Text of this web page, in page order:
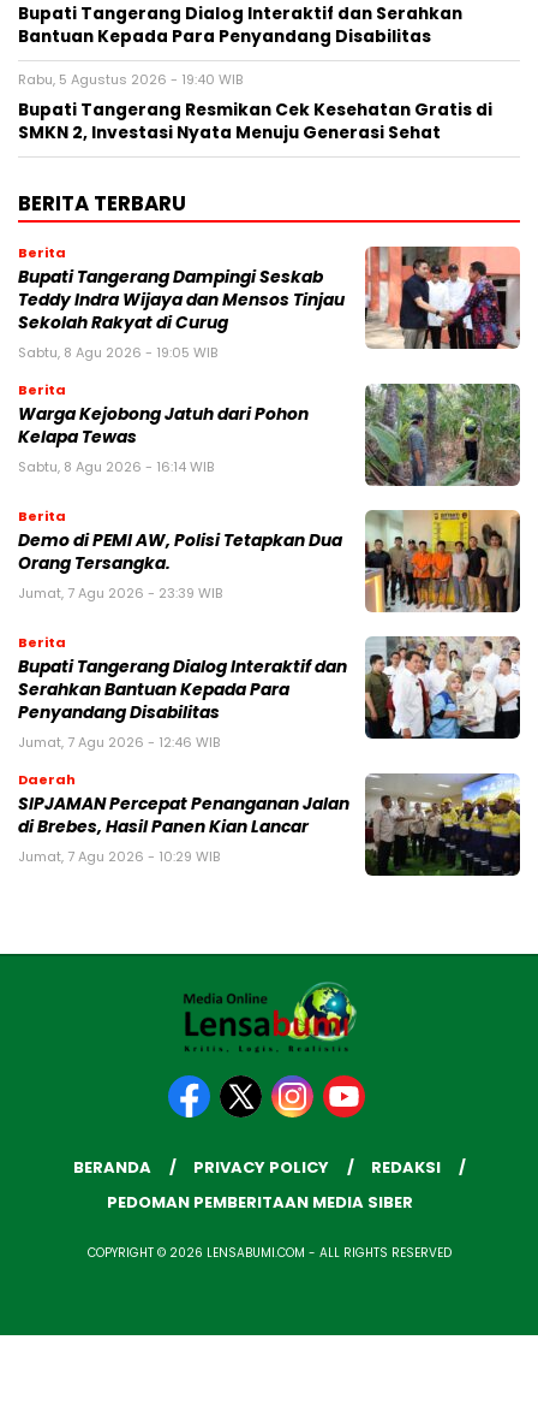
Bupati Tangerang Dialog Interaktif dan Serahkan
Bantuan Kepada Para Penyandang Disabilitas
Rabu, 5 Agustus 2026 - 19:40 WIB
‎Bupati Tangerang Resmikan Cek Kesehatan Gratis di
SMKN 2, Investasi Nyata Menuju Generasi Sehat
BERITA TERBARU
Berita
Bupati Tangerang Dampingi Seskab
Teddy Indra Wijaya dan Mensos Tinjau
Sekolah Rakyat di Curug
Sabtu, 8 Agu 2026 - 19:05 WIB
Berita
Warga Kejobong Jatuh dari Pohon
Kelapa Tewas
Sabtu, 8 Agu 2026 - 16:14 WIB
Berita
Demo di PEMI AW, Polisi Tetapkan Dua
Orang Tersangka.
Jumat, 7 Agu 2026 - 23:39 WIB
Berita
Bupati Tangerang Dialog Interaktif dan
Serahkan Bantuan Kepada Para
Penyandang Disabilitas
Jumat, 7 Agu 2026 - 12:46 WIB
Daerah
SIPJAMAN Percepat Penanganan Jalan
di Brebes, Hasil Panen Kian Lancar
Jumat, 7 Agu 2026 - 10:29 WIB
BERANDA PRIVACY POLICY
REDAKSI
PEDOMAN PEMBERITAAN MEDIA SIBER
COPYRIGHT © 2026 LENSABUMI.COM - ALL RIGHTS RESERVED